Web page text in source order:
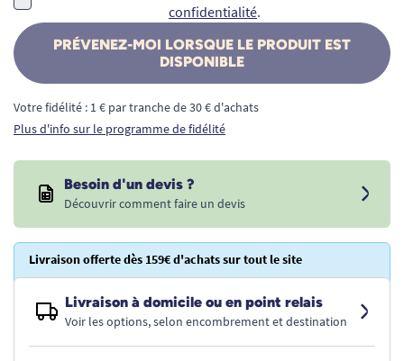
confidentialité.
PRÉVENEZ-MOI LORSQUE LE PRODUIT EST
DISPONIBLE
Votre fidélité : 1 € par tranche de 30 € d'achats
Plus d'info sur le programme de fidélité
Besoin d'un devis ?
Découvrir comment faire un devis
Livraison offerte dès 159€ d'achats sur tout le site
Livraison à domicile ou en point relais
Voir les options, selon encombrement et destination